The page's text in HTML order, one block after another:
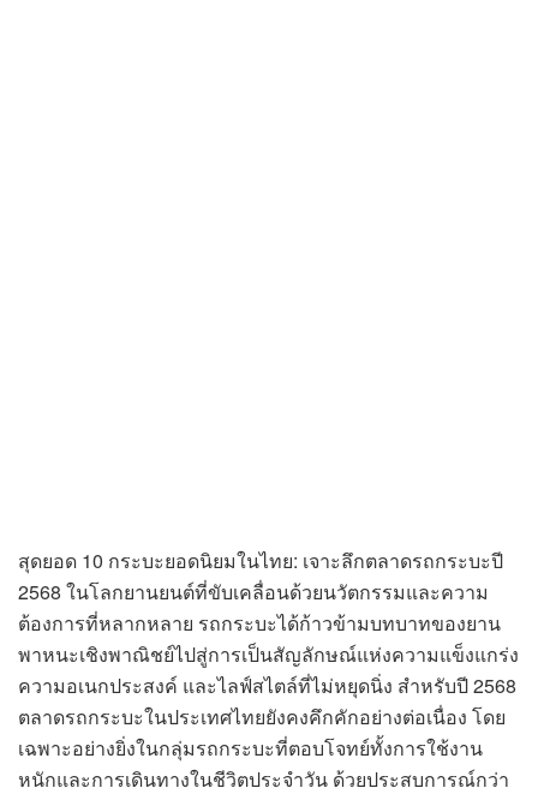
สุดยอด 10 กระบะยอดนิยมในไทย: เจาะลึกตลาดรถกระบะปี
2568 ในโลกยานยนต์ที่ขับเคลื่อนด้วยนวัตกรรมและความ
ต้องการที่หลากหลาย รถกระบะได้ก้าวข้ามบทบาทของยาน
พาหนะเชิงพาณิชย์ไปสู่การเป็นสัญลักษณ์แห่งความแข็งแกร่ง
ความอเนกประสงค์ และไลฟ์สไตล์ที่ไม่หยุดนิ่ง สำหรับปี 2568
ตลาดรถกระบะในประเทศไทยยังคงคึกคักอย่างต่อเนื่อง โดย
เฉพาะอย่างยิ่งในกลุ่มรถกระบะที่ตอบโจทย์ทั้งการใช้งาน
หนักและการเดินทางในชีวิตประจำวัน ด้วยประสบการณ์กว่า